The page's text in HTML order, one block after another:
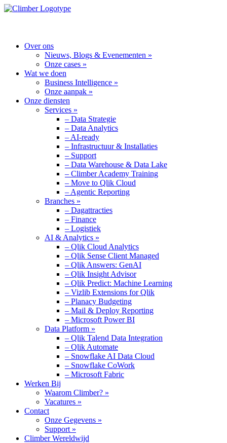
Over ons
Nieuws, Blogs & Evenementen »
Onze cases »
Wat we doen
Business Intelligence »
Onze aanpak »
Onze diensten
Services »
– Data Strategie
– Data Analytics
– AI-ready
– Infrastructuur & Installaties
– Support
– Data Warehouse & Data Lake
– Climber Academy Training
– Move to Qlik Cloud
– Agentic Reporting
Branches »
– Dagattracties
– Finance
– Logistiek
AI & Analytics »
– Qlik Cloud Analytics
– Qlik Sense Client Managed
– Qlik Answers: GenAI
– Qlik Insight Advisor
– Qlik Predict: Machine Learning
– Vizlib Extensions for Qlik
– Planacy Budgeting
– Mail & Deploy Reporting
– Microsoft Power BI
Data Platform »
– Qlik Talend Data Integration
– Qlik Automate
– Snowflake AI Data Cloud
– Snowflake CoWork
– Microsoft Fabric
Werken Bij
Waarom Climber? »
Vacatures »
Contact
Onze Gegevens »
Support »
Climber Wereldwijd